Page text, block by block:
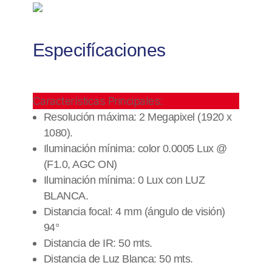
cantidad
Especifícaciones
Características Principales:
Resolución máxima: 2 Megapixel (1920 x
1080).
Iluminación mínima: color 0.0005 Lux @
(F1.0, AGC ON)
Iluminación mínima: 0 Lux con LUZ
BLANCA.
Distancia focal: 4 mm (ángulo de visión)
94°
Distancia de IR: 50 mts.
Distancia de Luz Blanca: 50 mts.